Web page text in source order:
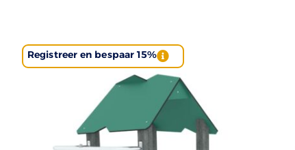
Registreer en bespaar 15%